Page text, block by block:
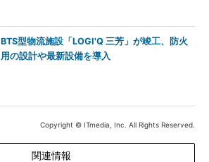
BTS型物流施設「LOGI'Q 三芳」が竣工、防火
用の設計や最新設備を導入
Copyright © ITmedia, Inc. All Rights Reserved.
関連情報